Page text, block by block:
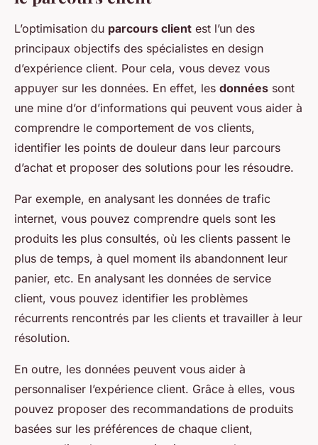
L’optimisation du parcours client est l’un des
principaux objectifs des spécialistes en design
d’expérience client. Pour cela, vous devez vous
appuyer sur les données. En effet, les données sont
une mine d’or d’informations qui peuvent vous aider à
comprendre le comportement de vos clients,
identifier les points de douleur dans leur parcours
d’achat et proposer des solutions pour les résoudre.
Par exemple, en analysant les données de trafic
internet, vous pouvez comprendre quels sont les
produits les plus consultés, où les clients passent le
plus de temps, à quel moment ils abandonnent leur
panier, etc. En analysant les données de service
client, vous pouvez identifier les problèmes
récurrents rencontrés par les clients et travailler à leur
résolution.
En outre, les données peuvent vous aider à
personnaliser l’expérience client. Grâce à elles, vous
pouvez proposer des recommandations de produits
basées sur les préférences de chaque client,